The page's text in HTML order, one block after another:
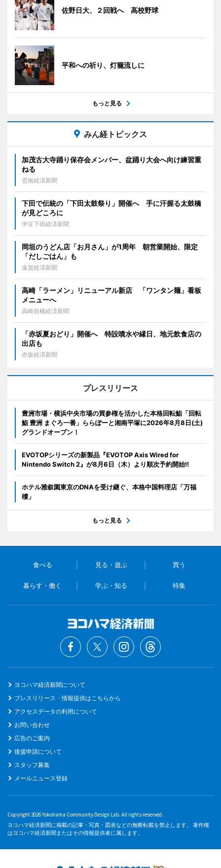
佐野日大、２回戦へ 高校野球
平和への祈り、灯籠流しに
もっと見る
みん経トピックス
加茂古大寺踊り保存会メンバー、盆踊り大会へ向け練習重
ねる
雲南経済新聞
下田で伝統の「下田太鼓祭り」開催へ 手に汗握る太鼓橋
が見どころに
伊豆下田経済新聞
岡垣のうどん店「お月さん」が1周年 朝営業開始、限定
「だしごはん」も
遠賀経済新聞
高崎「ラーメン」リニューアル新店 「ワンタン麺」看板
メニューへ
高崎前橋経済新聞
「赤坂夏おどり」開催へ 特設噴水や縁日、地元飲食店の
出店も
赤坂経済新聞
プレスリリース
豊洲市場・横浜中央市場の買参権を活かした本格回転鮨「回転
鮨 豊洲 まぐろ一番」ららぽーと湘南平塚に2026年8月8日(土)
グランドオープン！
EVOTOPシリーズの新製品『EVOTOP Axis Wired for
Nintendo Switch 2』が8月6日（木）より順次予約開始!!
ホテル雅叙園東京のDNAを受け継ぐ、本格中国料理店「万福
樓」
もっと見る
食べる 見る・遊ぶ 買う
暮らす・働く 学ぶ・知る 特集
ヨコハマ経済新聞について
プレスリリース・情報提供はこちらから
アクセスデータの利用について
お問い合わせ
広告のご案内
後援申請について
スタッフ募集
メールニュース登録
Copyright 2026 Yokohama Community Design Lab. All rights reserved.
ヨコハマ経済新聞に掲載の記事・写真・図表などの無断転載を禁止します。 著作権
はヨコハマ経済新聞またはその情報提供者に属します。